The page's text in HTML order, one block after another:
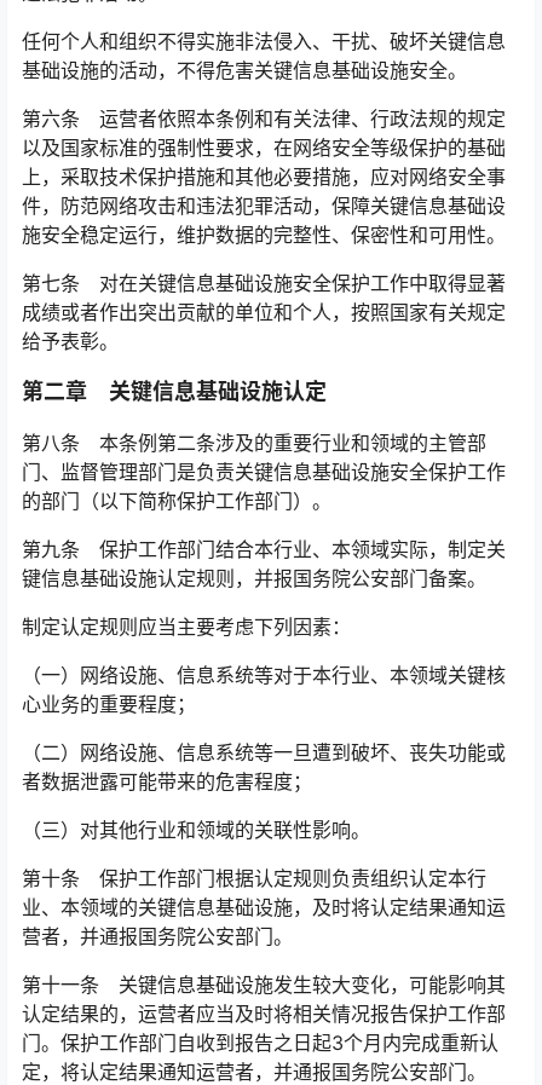
任何个人和组织不得实施非法侵入、干扰、破坏关键信息
基础设施的活动，不得危害关键信息基础设施安全。
第六条 运营者依照本条例和有关法律、行政法规的规定
以及国家标准的强制性要求，在网络安全等级保护的基础
上，采取技术保护措施和其他必要措施，应对网络安全事
件，防范网络攻击和违法犯罪活动，保障关键信息基础设
施安全稳定运行，维护数据的完整性、保密性和可用性。󠅅󠅃󠄵󠅂󠄪󠇖󠆨󠆨󠇕󠆞󠆒󠅬󠇘󠆭󠆘󠇙󠆝󠅵󠇗󠆭󠆁󠄐󠇗󠅹󠅸󠇖󠆍󠅳󠇖󠅹󠅰󠇖󠆌󠅹
第七条 对在关键信息基础设施安全保护工作中取得显著
成绩或者作出突出贡献的单位和个人，按照国家有关规定
给予表彰。
第二章 关键信息基础设施认定
第八条 本条例第二条涉及的重要行业和领域的主管部
门、监督管理部门是负责关键信息基础设施安全保护工作
的部门（以下简称保护工作部门）。
第九条 保护工作部门结合本行业、本领域实际，制定关
键信息基础设施认定规则，并报国务院公安部门备案。
制定认定规则应当主要考虑下列因素：
（一）网络设施、信息系统等对于本行业、本领域关键核
心业务的重要程度；
（二）网络设施、信息系统等一旦遭到破坏、丧失功能或
者数据泄露可能带来的危害程度；
（三）对其他行业和领域的关联性影响。
第十条 保护工作部门根据认定规则负责组织认定本行
业、本领域的关键信息基础设施，及时将认定结果通知运
营者，并通报国务院公安部门。
第十一条 关键信息基础设施发生较大变化，可能影响其
认定结果的，运营者应当及时将相关情况报告保护工作部
门。保护工作部门自收到报告之日起3个月内完成重新认
定，将认定结果通知运营者，并通报国务院公安部门。󠅅󠅃󠄵󠅂󠄪󠇖󠆨󠆨󠇕󠆞󠆒󠅬󠇘󠆭󠆘󠇙󠆝󠅵󠇗󠆭󠆁󠄐󠇗󠅹󠅸󠇖󠆍󠅳󠇖󠅹󠅰󠇖󠆌󠅹